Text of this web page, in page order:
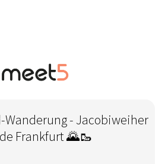
Wanderung - Jacobiweiher
Frankfurt 🌄🥾